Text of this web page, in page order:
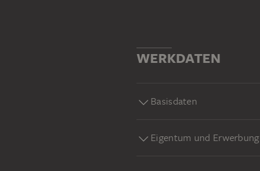
WERKDATEN
Basisdaten
Eigentum und Erwerbung